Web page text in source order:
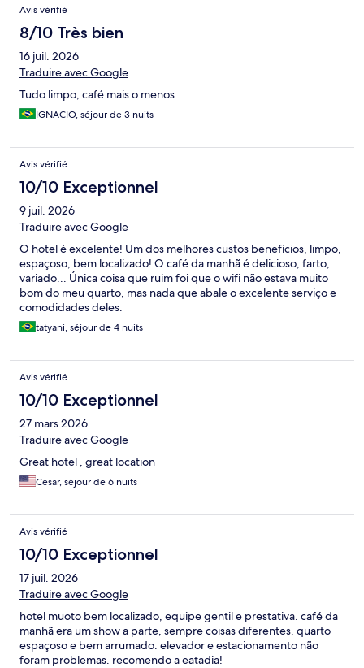
Avis vérifié
8/10 Très bien
16 juil. 2026
Traduire avec Google
Tudo limpo, café mais o menos
IGNACIO, séjour de 3 nuits
Avis vérifié
10/10 Exceptionnel
9 juil. 2026
Traduire avec Google
O hotel é excelente! Um dos melhores custos benefícios, limpo,
espaçoso, bem localizado! O café da manhã é delicioso, farto,
variado... Única coisa que ruim foi que o wifi não estava muito
bom do meu quarto, mas nada que abale o excelente serviço e
comodidades deles.
tatyani, séjour de 4 nuits
Avis vérifié
10/10 Exceptionnel
27 mars 2026
Traduire avec Google
Great hotel , great location
Cesar, séjour de 6 nuits
Avis vérifié
10/10 Exceptionnel
17 juil. 2026
Traduire avec Google
hotel muoto bem localizado, equipe gentil e prestativa. café da
manhã era um show a parte, sempre coisas diferentes. quarto
espaçoso e bem arrumado. elevador e estacionamento não
foram problemas. recomendo a eatadia!